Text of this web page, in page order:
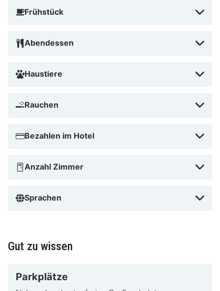
Frühstück
Abendessen
Haustiere
Rauchen
Bezahlen im Hotel
Anzahl Zimmer
Sprachen
Gut zu wissen
Parkplätze